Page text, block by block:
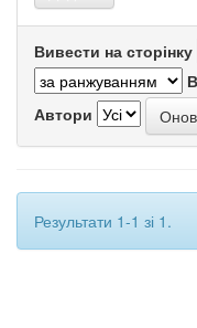
Вивести на сторінку
Автори
Результати 1-1 зі 1.